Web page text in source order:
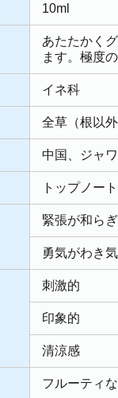
10ml
あたたかく
ます。極度
イネ科
全草（根以外
中国、ジャ
トップノート
緊張が和ら
勇気がわき
刺激的
印象的
清涼感
フルーティ